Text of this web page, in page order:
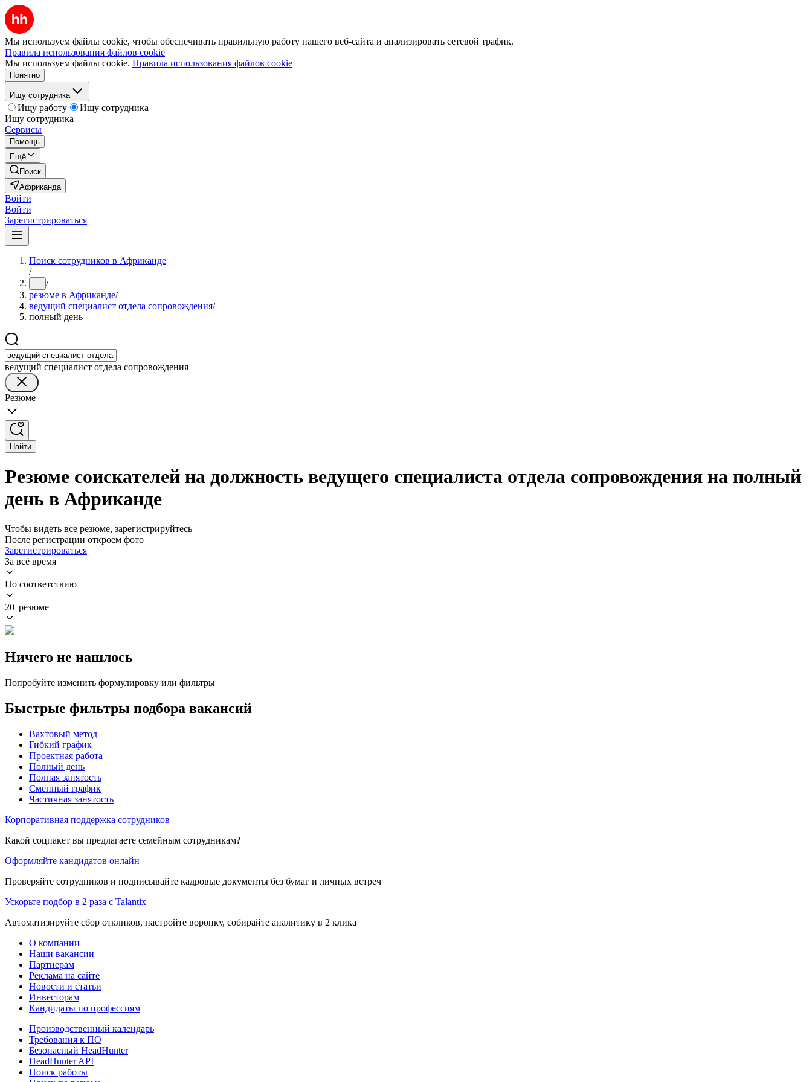
Мы используем файлы cookie, чтобы обеспечивать правильную работу нашего веб-сайта и анализировать сетевой трафик.
Правила использования файлов cookie
Мы используем файлы cookie. Правила использования файлов cookie
Понятно
Ищу сотрудника
Ищу работу
Ищу сотрудника
Ищу сотрудника
Сервисы
Помощь
Ещё
Поиск
Африканда
Войти
Войти
Зарегистрироваться
Поиск сотрудников в Африканде
/
... /
резюме в Африканде/
ведущий специалист отдела сопровождения/
полный день
ведущий специалист отдела сопровождения
Резюме
Найти
Резюме соискателей на должность ведущего специалиста отдела сопровождения на полный
день в Африканде
Чтобы видеть все резюме, зарегистрируйтесь
После регистрации откроем фото
Зарегистрироваться
За всё время
По соответствию
20 резюме
Ничего не нашлось
Попробуйте изменить формулировку или фильтры
Быстрые фильтры подбора вакансий
Вахтовый метод
Гибкий график
Проектная работа
Полный день
Полная занятость
Сменный график
Частичная занятость
Корпоративная поддержка сотрудников
Какой соцпакет вы предлагаете семейным сотрудникам?
Оформляйте кандидатов онлайн
Проверяйте сотрудников и подписывайте кадровые документы без бумаг и личных встреч
Ускорьте подбор в 2 раза с Talantix
Автоматизируйте сбор откликов, настройте воронку, собирайте аналитику в 2 клика
О компании
Наши вакансии
Партнерам
Реклама на сайте
Новости и статьи
Инвесторам
Кандидаты по профессиям
Производственный календарь
Требования к ПО
Безопасный HeadHunter
HeadHunter API
Поиск работы